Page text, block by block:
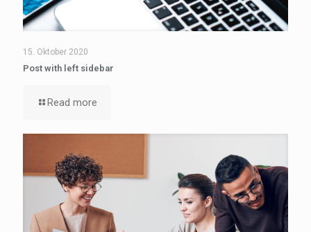
15. Oktober 2020
Post with left sidebar
Read more